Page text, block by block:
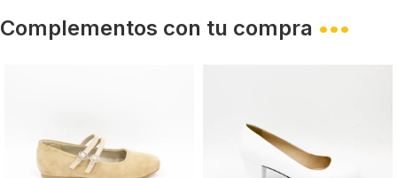
Complementos con tu compra •••